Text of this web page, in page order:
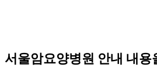
서울암요양병원 안내 내용